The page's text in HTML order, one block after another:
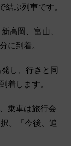
ぶ列車です。
高岡、富山、
に到着。
し、行きと同
着します。
乗車は旅行会
。「今後、追